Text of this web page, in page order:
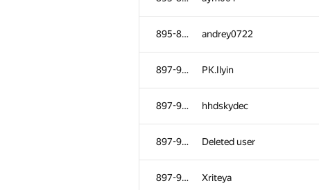
895-896 andrey0722
897-900 PK.Ilyin
897-900 hhdskydec
897-900 Deleted user
897-900 Xriteya
vepifanov
Дмитрий Кидяев
resul-coder
imang99
andrewpetoukhov